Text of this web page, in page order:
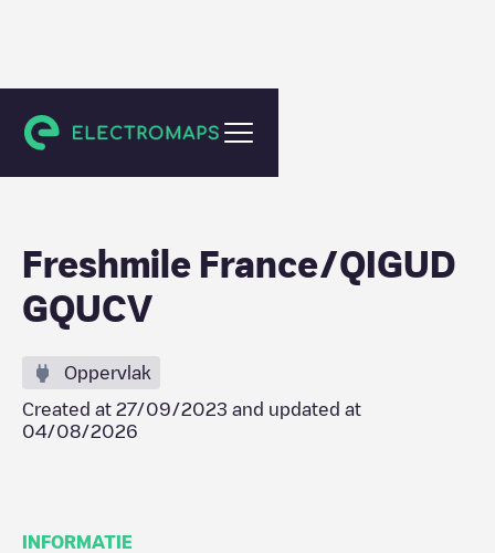
Saint-Pierre
Freshmile France/QIGUD
GQUCV
Oppervlak
Created at 27/09/2023 and updated at
04/08/2026
INFORMATIE